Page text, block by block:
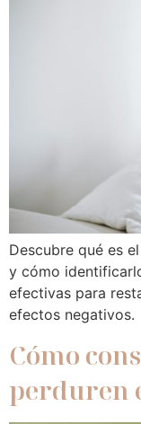
Descubre qué es
y cómo
efectivas para
efectos negativos.
Cómo
perduren